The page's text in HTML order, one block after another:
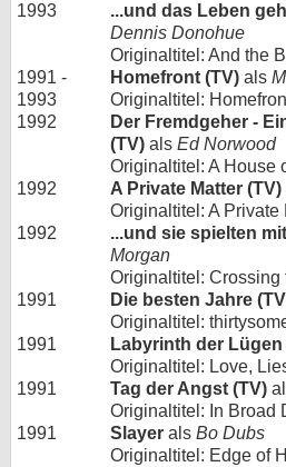
1993
...und das Leben
Dennis Donohue
Originaltitel: And the
1991 -
1993
Homefront (TV) als
Originaltitel:
1992
Der Fremdgeher -
(TV) als Ed Norwood
Originaltitel: A House
1992
A Private Matter (TV)
Originaltitel: A Private
1992
...und sie spielten
Morgan
Originaltitel: Crossing
1991
Die besten Jahre
Originaltitel:
1991
Labyrinth der Lügen
Originaltitel: Love,
1991
Tag der Angst (TV)
Originaltitel: In Broad
1991
Slayer als Bo Dubs
Originaltitel: Edge of